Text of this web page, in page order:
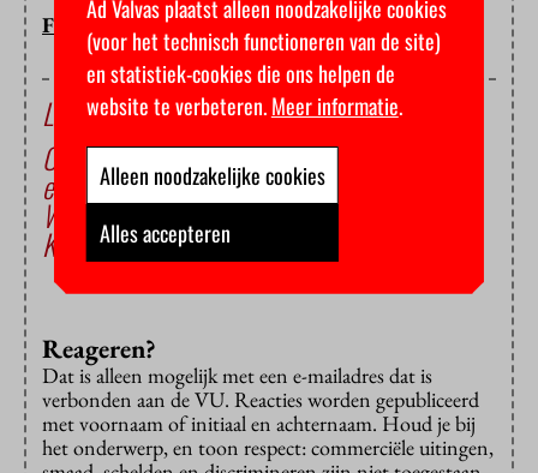
FLOOR BAL
Lees ook
Ondernemingsraad klaagt over versnippering
en onduidelijkheid internationalisering
We worden internationaler. Hoera! Help!
Knoedels kneden voor het Chinees Nieuwjaar
Reageren?
Dat is alleen mogelijk met een e-mailadres dat is
verbonden aan de VU. Reacties worden gepubliceerd
met voornaam of initiaal en achternaam. Houd je bij
het onderwerp, en toon respect: commerciële uitingen,
Ad Valvas plaatst alleen noodzakelijke cookies
(voor het technisch functioneren van de site)
en statistiek-cookies die ons helpen de
website te verbeteren.Meer informatie.
Alleen noodzakelijke cookies
Alles accepteren